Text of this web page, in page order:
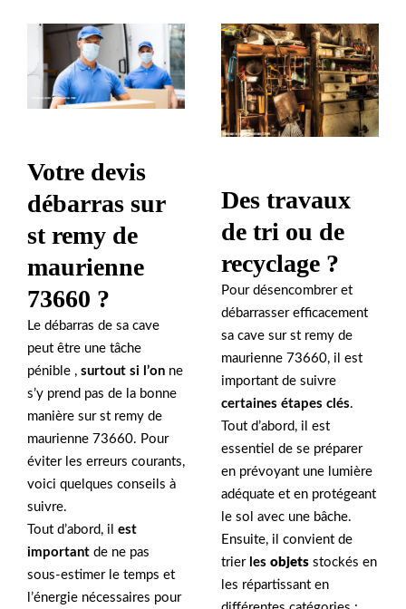
Votre devis
débarras sur
st remy de
maurienne
73660 ?
Le débarras de sa cave
peut être une tâche
pénible , surtout si l’on ne
s’y prend pas de la bonne
manière sur st remy de
maurienne 73660. Pour
éviter les erreurs courants,
voici quelques conseils à
suivre.
Tout d’abord, il est
important de ne pas
sous-estimer le temps et
l’énergie nécessaires pour
Des travaux
de tri ou de
recyclage ?
Pour désencombrer et
débarrasser efficacement
sa cave sur st remy de
maurienne 73660, il est
important de suivre
certaines étapes clés.
Tout d’abord, il est
essentiel de se préparer
en prévoyant une lumière
adéquate et en protégeant
le sol avec une bâche.
Ensuite, il convient de
trier les objets stockés en
les répartissant en